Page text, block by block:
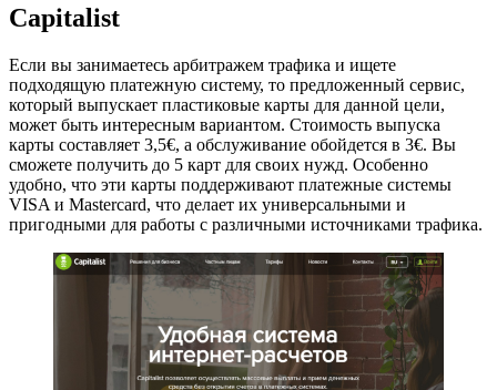
Capitalist
Если вы занимаетесь арбитражем трафика и ищете
подходящую платежную систему, то предложенный сервис,
который выпускает пластиковые карты для данной цели,
может быть интересным вариантом. Стоимость выпуска
карты составляет 3,5€, а обслуживание обойдется в 3€. Вы
сможете получить до 5 карт для своих нужд. Особенно
удобно, что эти карты поддерживают платежные системы
VISA и Mastercard, что делает их универсальными и
пригодными для работы с различными источниками трафика.